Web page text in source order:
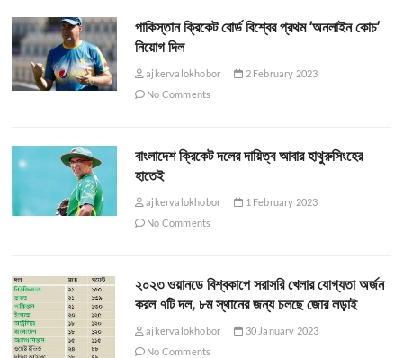
পাকিস্তান ক্রিকেট বোর্ড বিশ্বের প্রথম ‘অনলাইন কোচ’
নিয়োগ দিল
ajkervalokhobor
2 February 2023
No Comments
বাংলাদেশ ক্রিকেট দলের দায়িত্ব আবার হাথুরুসিংহের
হাতেই
ajkervalokhobor
1 February 2023
No Comments
২০২৩ ওয়ানডে বিশ্বকাপে সরাসরি খেলার যোগ্যতা অর্জন
করল ৭টি দল, ৮ম স্থানের জন্য চলছে জোর লড়াই
ajkervalokhobor
30 January 2023
No Comments